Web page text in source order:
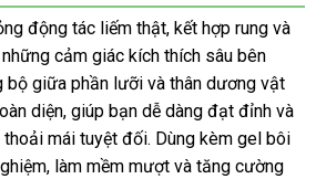
động tác liếm thật, kết hợp rung và
cảm giác kích thích sâu bên
bộ giữa phần lưỡi và thân dương vật
diện, giúp bạn dễ dàng đạt đỉnh và
mái tuyệt đối. Dùng kèm gel bôi
làm mềm mượt và tăng cường